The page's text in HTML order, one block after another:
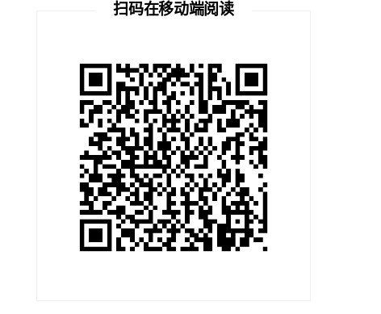
扫码在移动端阅读